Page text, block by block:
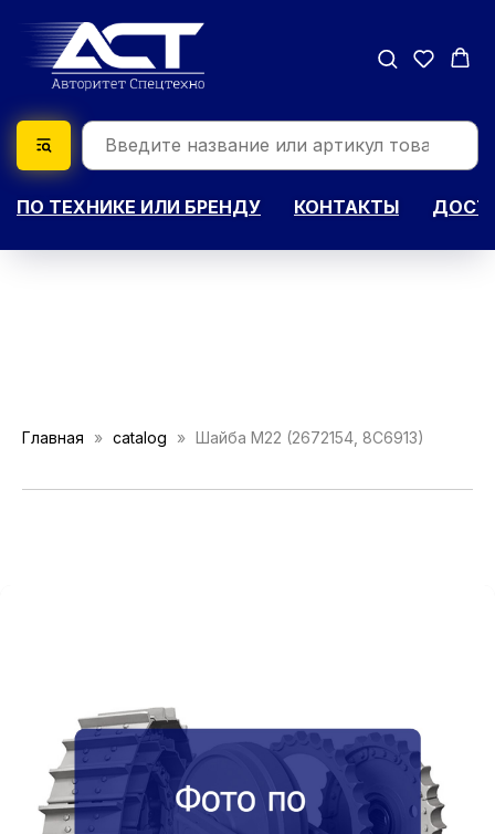
ПО ТЕХНИКЕ ИЛИ БРЕНДУ КОНТАКТЫ
Главная catalog Шайба M22 (2672154, 8C6913)